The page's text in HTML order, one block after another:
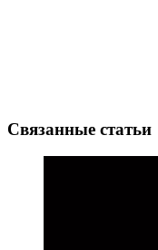
Связанные статьи